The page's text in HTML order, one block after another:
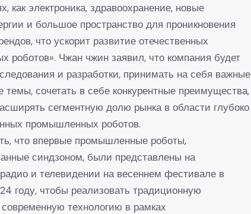
как электроника, здравоохранение, новые
и большое пространство для проникновения
что ускорит развитие отечественных
роботов». Чжан чжин заявил, что компания будет
и разработки, принимать на себя важные
темы, сочетать в себе конкурентные преимущества,
сегментную долю рынка в области глубоко
промышленных роботов.
что впервые промышленные роботы,
синдзоном, были представлены на
и телевидении на весеннем фестивале в
году, чтобы реализовать традиционную
технологию в рамках